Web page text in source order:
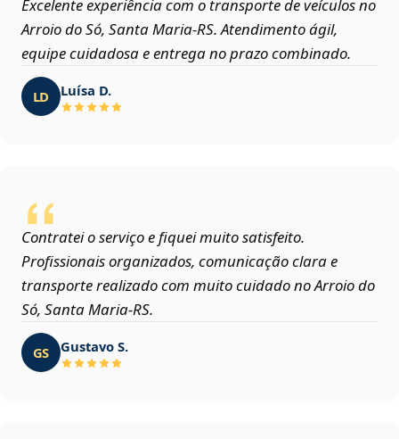
Excelente experiência com o transporte de veículos no
Arroio do Só, Santa Maria‑RS. Atendimento ágil,
equipe cuidadosa e entrega no prazo combinado.
LD Luísa D.
Contratei o serviço e fiquei muito satisfeito.
Profissionais organizados, comunicação clara e
transporte realizado com muito cuidado no Arroio do
Só, Santa Maria‑RS.
GS Gustavo S.